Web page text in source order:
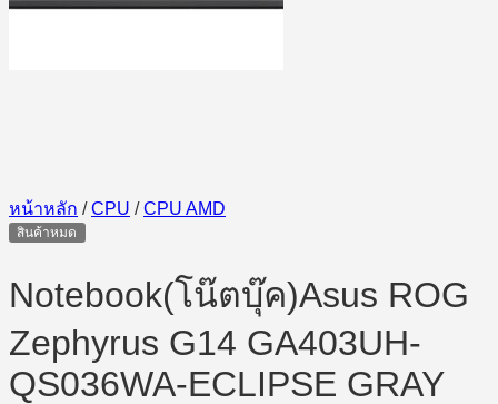
หน้าหลัก / CPU / CPU AMD
สินค้าหมด
Notebook(โน๊ตบุ๊ค)Asus ROG
Zephyrus G14 GA403UH-
QS036WA-ECLIPSE GRAY